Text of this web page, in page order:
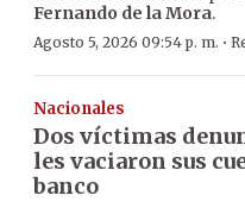
Fernando de la Mora.
Agosto 5, 2026 09:54 p. m. ·
Nacionales
Dos víctimas
les vaciaron sus
banco